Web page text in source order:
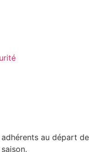
au départ